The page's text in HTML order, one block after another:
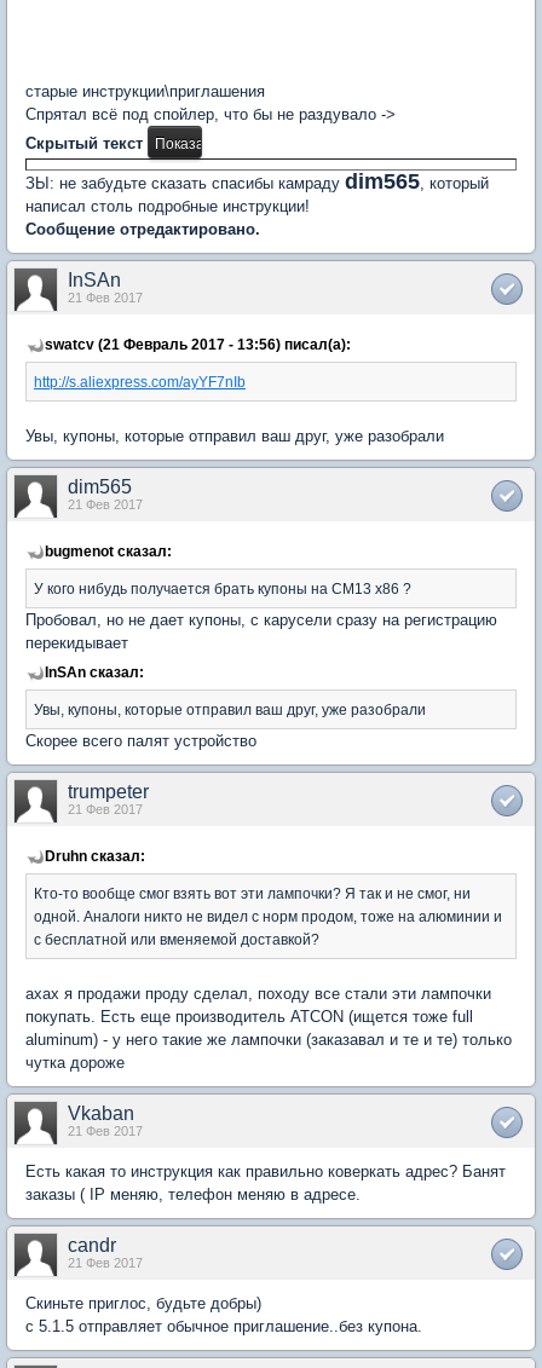
старые инструкции\приглашения
Спрятал всё под спойлер, что бы не раздувало ->
Скрытый текст
ЗЫ: не забудьте сказать спасибы камраду dim565, который
написал столь подробные инструкции!
Сообщение отредактировано.
InSAn
21 Фев 2017
swatcv (21 Февраль 2017 - 13:56) писал(а):
http://s.aliexpress.com/ayYF7nIb
Увы, купоны, которые отправил ваш друг, уже разобрали
dim565
21 Фев 2017
bugmenot сказал:
У кого нибудь получается брать кyпоны на CM13 x86 ?
Пробовал, но не дает купоны, с карусели сразу на регистрацию
перекидывает
InSAn сказал:
Увы, купоны, которые отправил ваш друг, уже разобрали
Скорее всего палят устройство
trumpeter
21 Фев 2017
Druhn сказал:
Кто-то вообще смог взять вот эти лампочки? Я так и не смог, ни
одной. Аналоги никто не видел с норм продом, тоже на алюминии и
с бесплатной или вменяемой доставкой?
ахах я продажи проду сделал, походу все стали эти лампочки
покупать. Есть еще производитель ATCON (ищется тоже full
aluminum) - у него такие же лампочки (заказавал и те и те) только
чутка дороже
Vkaban
21 Фев 2017
Есть какая то инструкция как правильно коверкать адрес? Банят
заказы ( IP меняю, телефон меняю в адресе.
candr
21 Фев 2017
Скиньте приглос, будьте добры)
с 5.1.5 отправляет обычное приглашение..без купона.